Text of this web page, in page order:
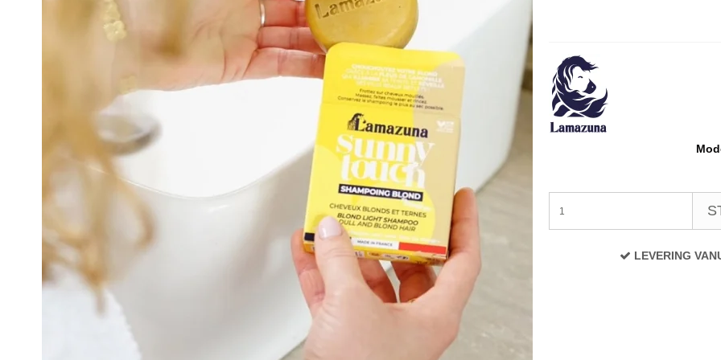
LEVERING